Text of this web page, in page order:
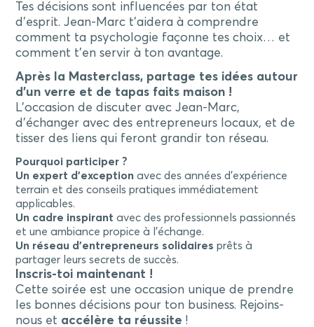
Tes décisions sont influencées par ton état
d’esprit. Jean-Marc t’aidera à comprendre
comment ta psychologie façonne tes choix… et
comment t’en servir à ton avantage.
Après la Masterclass, partage tes idées autour
d’un verre et de tapas faits maison !
L’occasion de discuter avec Jean-Marc,
d’échanger avec des entrepreneurs locaux, et de
tisser des liens qui feront grandir ton réseau.
Pourquoi participer ?
Un expert d’exception avec des années d’expérience
terrain et des conseils pratiques immédiatement
applicables.
Un cadre inspirant avec des professionnels passionnés
et une ambiance propice à l’échange.
Un réseau d’entrepreneurs solidaires prêts à
partager leurs secrets de succès.
Inscris-toi maintenant !
Cette soirée est une occasion unique de prendre
les bonnes décisions pour ton business. Rejoins-
nous et accélère ta réussite !